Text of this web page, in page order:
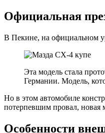
Официальная
В Пекине, на официальном
Эта модель стала
Германии. Модель,
Но в этом автомобиле
потерпевшим провал, новая
Особенности